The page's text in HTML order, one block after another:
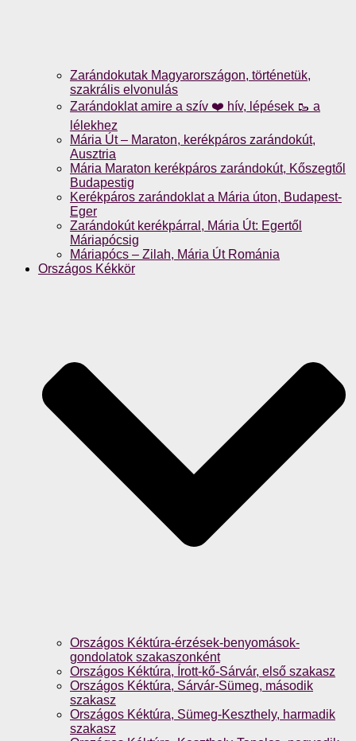
Zarándokutak Magyarországon, történetük,
szakrális elvonulás
Zarándoklat amire a szív ❤️ hív, lépések 🥾 a
lélekhez
Mária Út – Maraton, kerékpáros zarándokút,
Ausztria
Mária Maraton kerékpáros zarándokút, Kőszegtől
Budapestig
Kerékpáros zarándoklat a Mária úton, Budapest-
Eger
Zarándokút kerékpárral, Mária Út: Egertől
Máriapócsig
Máriapócs – Zilah, Mária Út Románia
Országos Kékkör
Országos Kéktúra-érzések-benyomások-
gondolatok szakaszonként
Országos Kéktúra, Írott-kő-Sárvár, első szakasz
Országos Kéktúra, Sárvár-Sümeg, második
szakasz
Országos Kéktúra, Sümeg-Keszthely, harmadik
szakasz